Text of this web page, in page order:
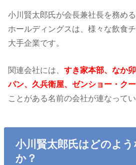
小川賢太郎氏が会長兼社長を務め
ホールディングスは、様々な飲食
大手企業です。
関連会社には、すき家本部、なか
パン、久兵衛屋、ゼンショー・ク
ことがある名前の会社が連なってい
小川賢太郎氏はどのよ
か？